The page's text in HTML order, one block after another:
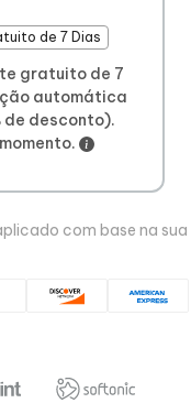
de 7 Dias
gratuito de 7
automática
de desconto).
com base na sua